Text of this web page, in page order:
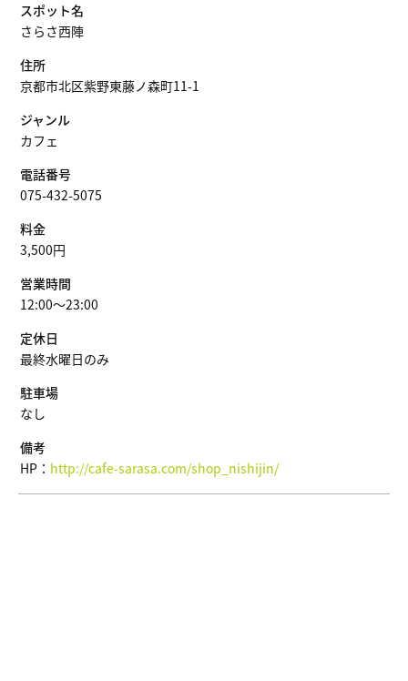
スポット名
さらさ西陣
住所
京都市北区紫野東藤ノ森町11-1
ジャンル
カフェ
電話番号
075-432-5075
料金
3,500円
営業時間
12:00～23:00
定休日
最終水曜日のみ
駐車場
なし
備考
HP： http://cafe-sarasa.com/shop_nishijin/